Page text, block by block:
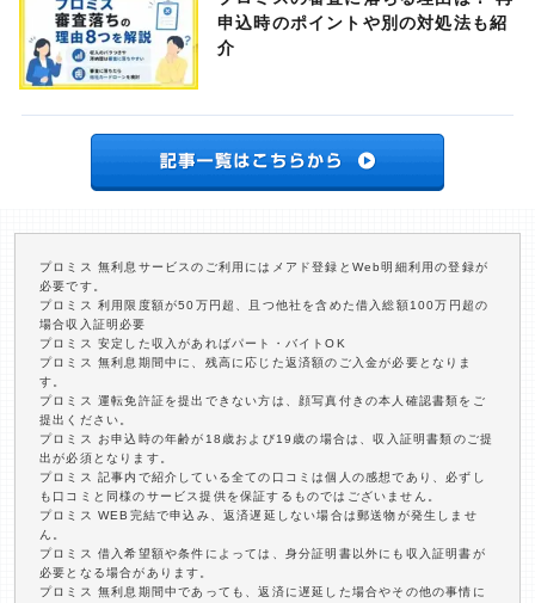
申込時のポイントや別の対処法も紹
介
プロミス 無利息サービスのご利用にはメアド登録とWeb明細利用の登録が
必要です。
プロミス 利用限度額が50万円超、且つ他社を含めた借入総額100万円超の
場合収入証明必要
プロミス 安定した収入があればパート・バイトOK
プロミス 無利息期間中に、残高に応じた返済額のご入金が必要となりま
す。
プロミス 運転免許証を提出できない方は、顔写真付きの本人確認書類をご
提出ください。
プロミス お申込時の年齢が18歳および19歳の場合は、収入証明書類のご提
出が必須となります。
プロミス 記事内で紹介している全ての口コミは個人の感想であり、必ずし
も口コミと同様のサービス提供を保証するものではございません。
プロミス WEB完結で申込み、返済遅延しない場合は郵送物が発生しませ
ん。
プロミス 借入希望額や条件によっては、身分証明書以外にも収入証明書が
必要となる場合があります。
プロミス 無利息期間中であっても、返済に遅延した場合やその他の事情に